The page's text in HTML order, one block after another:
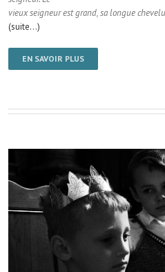
vieux seigneur est grand, sa longue
(suite…)
EN SAVOIR PLUS